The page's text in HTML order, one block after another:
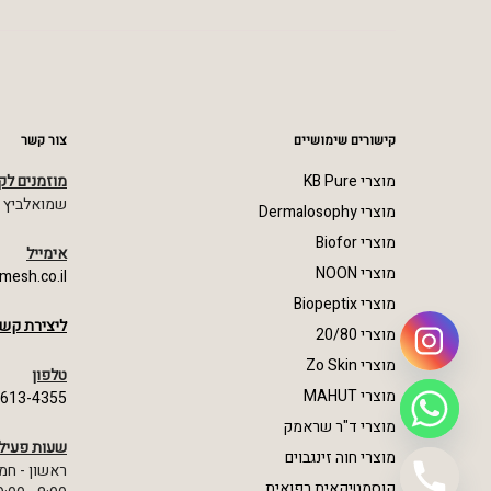
קישורים שימושיים
מוצרי KB Pure
מוצרי Dermalosophy
מוצרי Biofor
מוצרי NOON
מוצרי Biopeptix
מוצרי 20/80
מוצרי Zo Skin
מוצרי MAHUT
מוצרי ד"ר שראמק
מוצרי חוה זינגבוים
צור קשר
מוזמנים
שמואלביץ מרדכי
אימייל
ליצירת
טלפון
4355
שעות
ראשון -